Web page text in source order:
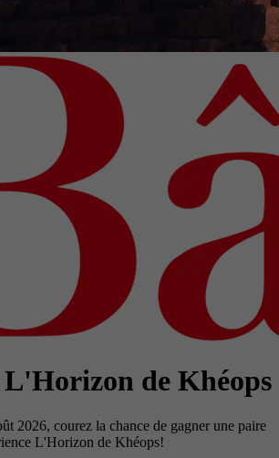
de Khéops
2026, courez la chance de gagner une paire
L'Horizon de Khéops!